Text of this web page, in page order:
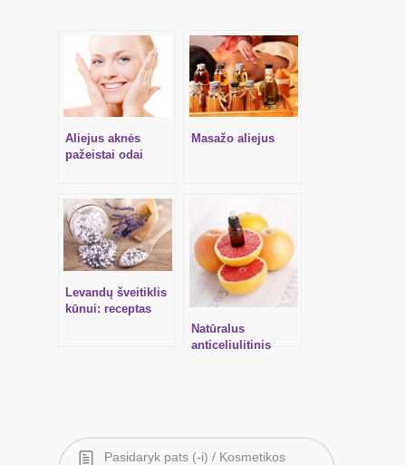
Aliejus aknės
pažeistai odai
Masažo aliejus
Levandų šveitiklis
kūnui: receptas
Natūralus
anticeliulitinis
Pasidaryk pats (-i) / Kosmetikos